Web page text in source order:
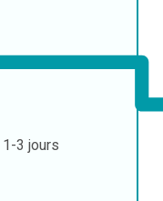
1-3 jours